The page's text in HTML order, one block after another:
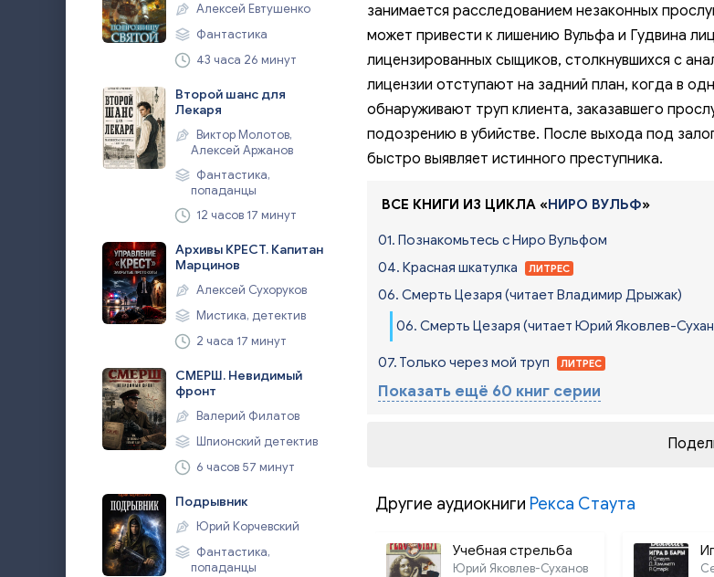
Алексей Евтушенко
Фантастика
43 часа 26 минут
Второй шанс для
Лекаря
Виктор Молотов,
Алексей Аржанов
Фантастика,
попаданцы
12 часов 17 минут
Архивы КРЕСТ. Капитан
Марцинов
Алексей Сухоруков
Мистика, детектив
2 часа 17 минут
СМЕРШ. Невидимый
фронт
Валерий Филатов
Шпионский детектив
6 часов 57 минут
Подрывник
Юрий Корчевский
Фантастика,
попаданцы
занимается расследованием незаконных
может привести к лишению Вульфа и Гудвина
лицензированных сыщиков, столкнувшихся с
лицензии отступают на задний план, когда в
обнаруживают труп клиента, заказавшего
подозрению в убийстве. После выхода под
быстро выявляет истинного преступника.
ВСЕ КНИГИ ИЗ ЦИКЛА «НИРО ВУЛЬФ»
01. Познакомьтесь с Ниро Вульфом
04. Красная шкатулка
ЛИТРЕС
06. Смерть Цезаря (читает Владимир Дрыжак)
06. Смерть Цезаря (читает Юрий Яковлев-
07. Только через мой труп ЛИТРЕС
Показать ещё 60 книг серии
Другие аудиокниги Рекса Стаута
Учебная стрельба
Юрий Яковлев-Суханов